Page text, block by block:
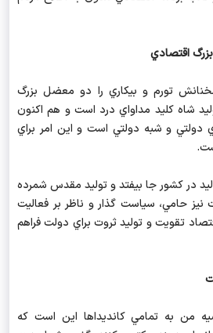
اقتصادي
تورم و بيكاري را دو معضل بزرگ
شاه كليد مداواي درد است و هم اكنون
دولتي و شبه دولتي است و اين امر براي
در كشور جا بيفتد و توليد مقدس شمرده
حامي، سياست گذار و ناظر بر فعاليت
تقويت و توليد ثروت براي دولت فراهم
من به تمامي كانديداها اين است كه